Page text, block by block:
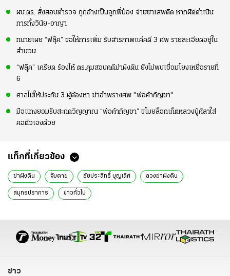
ผบ.ตร. สั่งสอบตำรวจ ถูกอ้างเป็นลูกพี่ป๋อง จ่ายยาเสพติด หากผิดดำเนิน
การทั้งวินัย-อาญา
ทนายเผย “ฟลุ๊ค” ขอให้การเพิ่ม รับสารภาพแค่คดี 3 ศพ รายละเอียดอยู่ใน
สำนวน
“ฟลุ๊ค” เครียด ร้องไห้ ตร.คุมสอบคดีฆ่าฝังดิน ยังไม่พบเชื่อมโยงเหยื่อรายที่
6
ศาลไม่ให้ประกัน 3 ผู้ต้องหา ฆ่าอำพรางศพ "พ่อค้ากัญชา"
มือแทงยอมรับสะกดวิญญาณ “พ่อค้ากัญชา” ขโมยล็อกเก็ตหลวงปู่ศิลาใส่
คอตัวเองด้วย
แท็กที่เกี่ยวข้อง
ฆ่าฝังดิน จับตาย ชัยประสิทธิ์ บุญเลิศ ลวงฆ่าฝังดิน
สมุทรปราการ ข่าวทั่วไป
ข่าว